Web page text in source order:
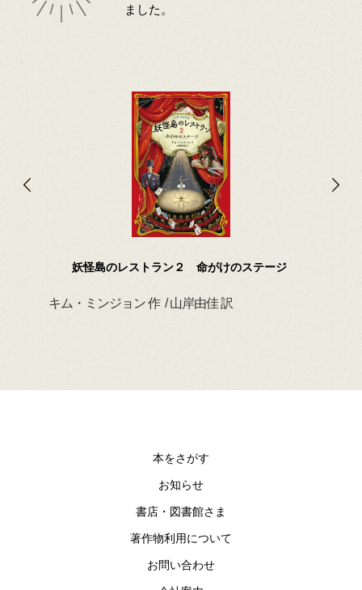
ました。
妖怪島のレストラン２ 命がけのステージ
キム・ミンジョン 作 / 山岸由佳 訳
本をさがす
お知らせ
書店・図書館さま
著作物利用について
お問い合わせ